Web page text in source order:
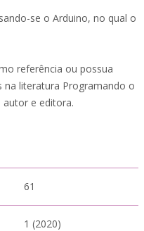
se o Arduino, no qual o
referência ou possua
na literatura Programando o
autor e editora.
61
1 (2020)